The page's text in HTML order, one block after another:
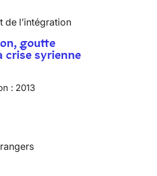
de l’intégration
goutte
crise syrienne
: 2013